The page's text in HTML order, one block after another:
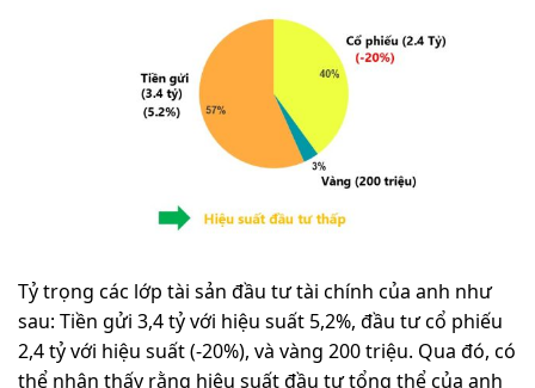
Tỷ trọng các lớp tài sản đầu tư tài chính của anh như
sau: Tiền gửi 3,4 tỷ với hiệu suất 5,2%, đầu tư cổ phiếu
2,4 tỷ với hiệu suất (-20%), và vàng 200 triệu. Qua đó, có
thể nhận thấy rằng hiệu suất đầu tư tổng thể của anh